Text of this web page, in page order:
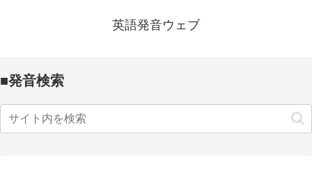
英語発音ウェブ
■発音検索